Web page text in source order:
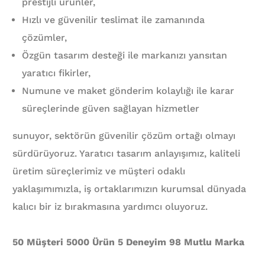
prestijli ürünler,
Hızlı ve güvenilir teslimat ile zamanında
çözümler,
Özgün tasarım desteği ile markanızı yansıtan
yaratıcı fikirler,
Numune ve maket gönderim kolaylığı ile karar
süreçlerinde güven sağlayan hizmetler
sunuyor, sektörün güvenilir çözüm ortağı olmayı
sürdürüyoruz. Yaratıcı tasarım anlayışımız, kaliteli
üretim süreçlerimiz ve müşteri odaklı
yaklaşımımızla, iş ortaklarımızın kurumsal dünyada
kalıcı bir iz bırakmasına yardımcı oluyoruz.
50 Müşteri 5000 Ürün 5 Deneyim 98 Mutlu Marka